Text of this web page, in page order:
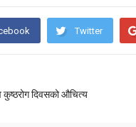
Twitter
कुष्ठरोग दिवसको औचित्य